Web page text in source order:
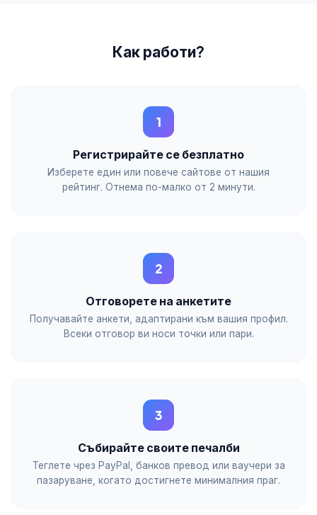
Как работи?
1
Регистрирайте се безплатно
Изберете един или повече сайтове от нашия
рейтинг. Отнема по-малко от 2 минути.
2
Отговорете на анкетите
Получавайте анкети, адаптирани към вашия профил.
Всеки отговор ви носи точки или пари.
3
Събирайте своите печалби
Теглете чрез PayPal, банков превод или ваучери за
пазаруване, когато достигнете минималния праг.